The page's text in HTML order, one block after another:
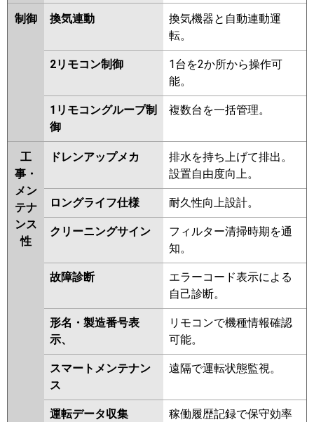
制御 換気連動
換気機器と自動連動運
転。
2リモコン制御
1台を2か所から操作可
能。
1リモコングループ制
御
複数台を一括管理。
工
事・
メン
テナ
ンス
性
ドレンアップメカ
排水を持ち上げて排出。
設置自由度向上。
ロングライフ仕様 耐久性向上設計。
クリーニングサイン
フィルター清掃時期を通
知。
故障診断
エラーコード表示による
自己診断。
形名・製造番号表
示、
リモコンで機種情報確認
可能。
スマートメンテナン
ス
遠隔で運転状態監視。
運転データ収集
稼働履歴記録で保守効率